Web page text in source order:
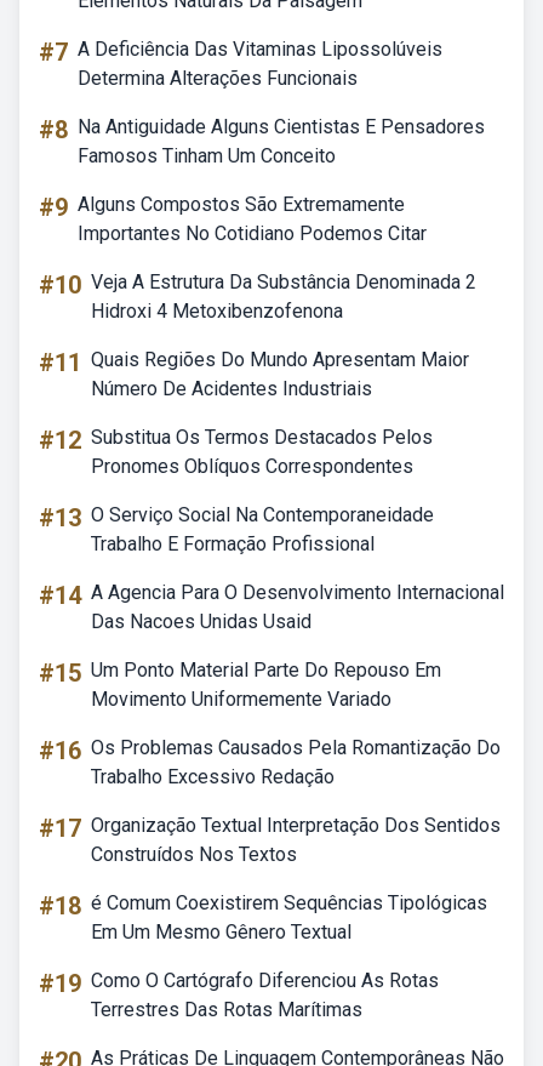
#7 A Deficiência Das Vitaminas Lipossolúveis
Determina Alterações Funcionais
#8 Na Antiguidade Alguns Cientistas E Pensadores
Famosos Tinham Um Conceito
#9 Alguns Compostos São Extremamente
Importantes No Cotidiano Podemos Citar
#10 Veja A Estrutura Da Substância Denominada 2
Hidroxi 4 Metoxibenzofenona
#11 Quais Regiões Do Mundo Apresentam Maior
Número De Acidentes Industriais
#12 Substitua Os Termos Destacados Pelos
Pronomes Oblíquos Correspondentes
#13 O Serviço Social Na Contemporaneidade
Trabalho E Formação Profissional
#14 A Agencia Para O Desenvolvimento Internacional
Das Nacoes Unidas Usaid
#15 Um Ponto Material Parte Do Repouso Em
Movimento Uniformemente Variado
#16 Os Problemas Causados Pela Romantização Do
Trabalho Excessivo Redação
#17 Organização Textual Interpretação Dos Sentidos
Construídos Nos Textos
#18 é Comum Coexistirem Sequências Tipológicas
Em Um Mesmo Gênero Textual
#19 Como O Cartógrafo Diferenciou As Rotas
Terrestres Das Rotas Marítimas
As Práticas De Linguagem Contemporâneas Não